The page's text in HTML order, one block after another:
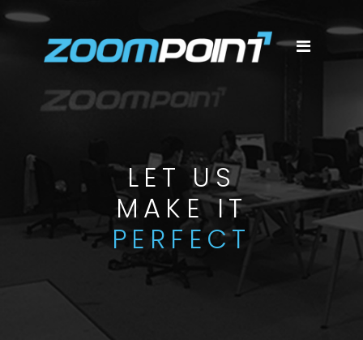
LET US
MAKE IT
PERFECT